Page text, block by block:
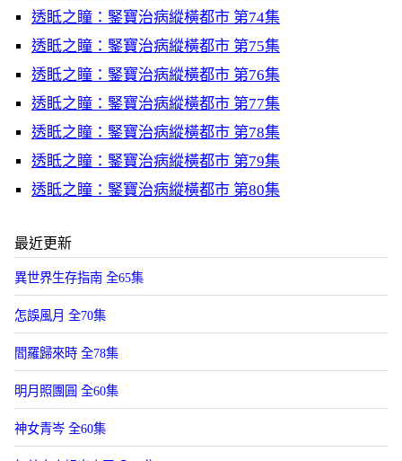
透眡之瞳：鋻寶治病縱橫都市 第74集
透眡之瞳：鋻寶治病縱橫都市 第75集
透眡之瞳：鋻寶治病縱橫都市 第76集
透眡之瞳：鋻寶治病縱橫都市 第77集
透眡之瞳：鋻寶治病縱橫都市 第78集
透眡之瞳：鋻寶治病縱橫都市 第79集
透眡之瞳：鋻寶治病縱橫都市 第80集
最近更新
異世界生存指南 全65集
怎誤風月 全70集
閻羅歸來時 全78集
明月照團圓 全60集
神女青岑 全60集